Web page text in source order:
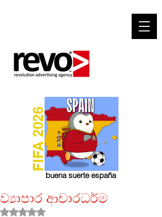
buena suerte españa
FIFA 2026
ව්‍යාපාර ආචාරධර්ම
Rated NaN out of 5 stars.